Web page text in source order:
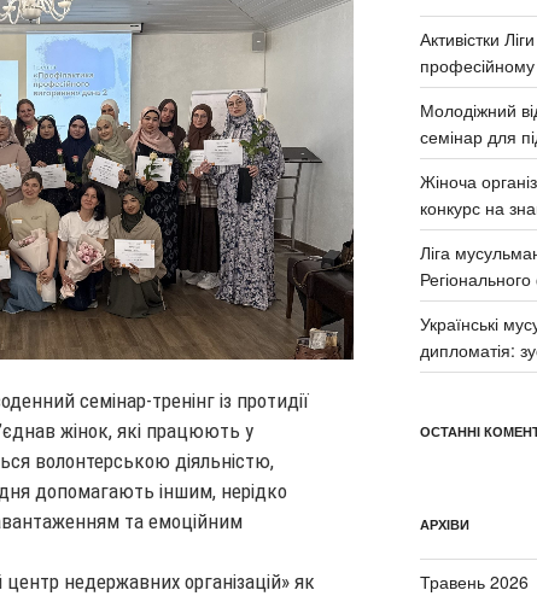
семінар-тренінг із протидії
жінок, які працюють у
волонтерською діяльністю,
допомагають іншим, нерідко
та емоційним
недержавних організацій» як
Активістки
Молодіжний
семінар для
Жіноча
конкурс на
Ліга
Українські
дипломатія:
ОСТАННІ
АРХІВИ
Травень 2026